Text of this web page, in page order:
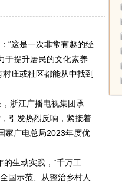
“这是一次非常有趣的经
于提升居民的文化素养
庄或社区都能从中找到
浙江广播电视集团承
引发热烈反响，紧接着
家广电总局2023年度优
生动实践，“千万工
国示范、从整治乡村人